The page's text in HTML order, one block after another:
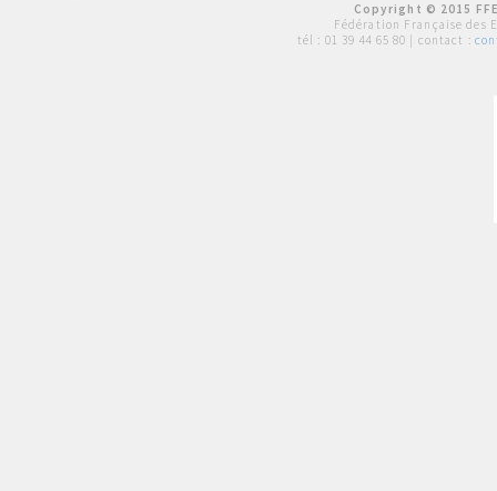
Copyright © 2015
Fédération Française des
tél : 01 39 44 65 80 | contact :